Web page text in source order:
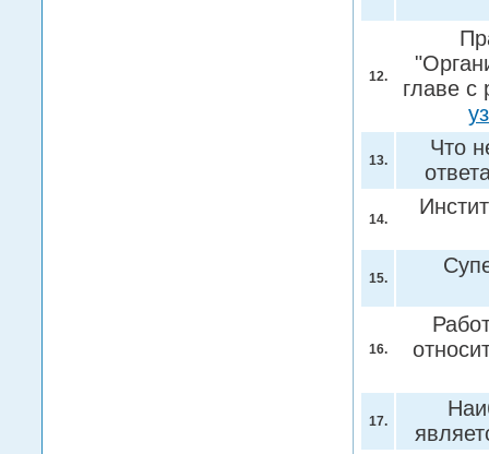
12.
главе
13.
Что
14.
15.
16.
17.